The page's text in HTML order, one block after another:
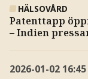
HÄLSOVÅRD
Patenttapp
– Indien
2026-01-02 16:45